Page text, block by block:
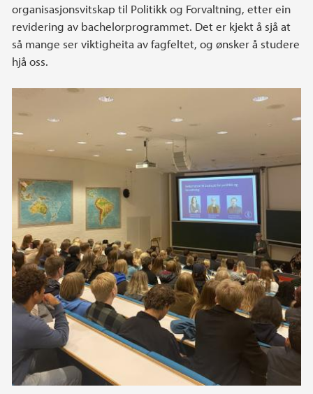
organisasjonsvitskap til Politikk og Forvaltning, etter ein
revidering av bachelorprogrammet. Det er kjekt å sjå at
så mange ser viktigheita av fagfeltet, og ønsker å studere
hjå oss.